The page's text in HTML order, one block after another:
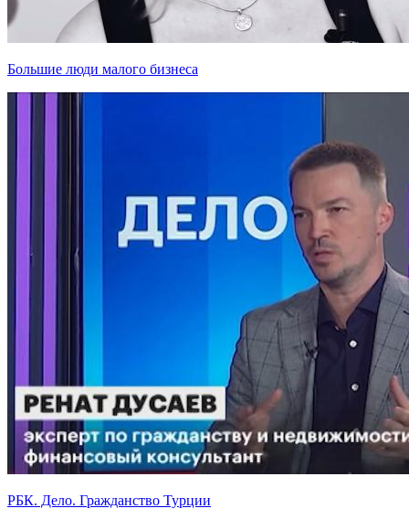
Большие люди малого бизнеса
РБК. Дело. Гражданство Турции